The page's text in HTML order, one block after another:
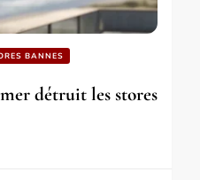
BANNES
détruit les stores